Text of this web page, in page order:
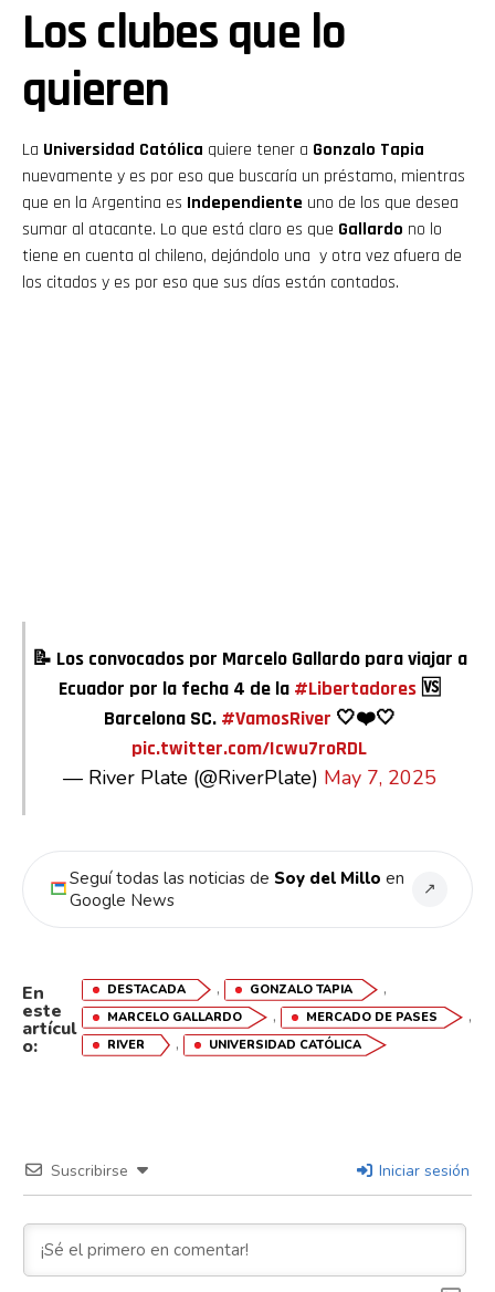
Los clubes que lo
quieren
La Universidad Católica quiere tener a Gonzalo Tapia
nuevamente y es por eso que buscaría un préstamo, mientras
que en la Argentina es Independiente uno de los que desea
sumar al atacante. Lo que está claro es que Gallardo no lo
tiene en cuenta al chileno, dejándolo una y otra vez afuera de
los citados y es por eso que sus días están contados.
📝 Los convocados por Marcelo Gallardo para viajar a
Ecuador por la fecha 4 de la #Libertadores🆚
Barcelona SC. #VamosRiver 🤍❤️🤍
pic.twitter.com/Icwu7roRDL
— River Plate (@RiverPlate) May 7, 2025
Seguí todas las noticias de Soy del Millo en
Google News
↗
En
este
artícul
o:
DESTACADA , GONZALO TAPIA ,
MARCELO GALLARDO , MERCADO DE PASES ,
RIVER , UNIVERSIDAD CATÓLICA
Suscribirse Iniciar sesión
Flipboard
Reddit
Pinterest
Email